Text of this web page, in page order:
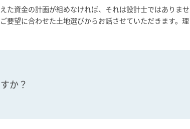
た資金の計画が組めなければ、それは設計士ではありませ
要望に合わせた土地選びからお話させていただきます。理
か？